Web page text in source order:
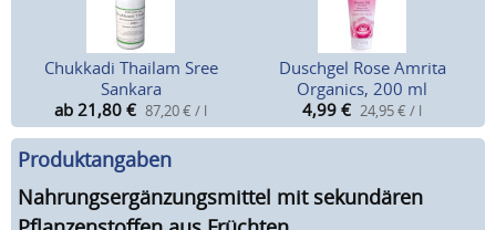
Chukkadi Thailam Sree
Sankara
ab 21,80 € 87,20 € / l
Duschgel Rose Amrita
Organics, 200 ml
4,99 € 24,95 € / l
Produktangaben
Nahrungsergänzungsmittel mit sekundären